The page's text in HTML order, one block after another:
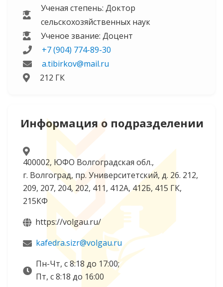
Ученая степень: Доктор
сельскохозяйственных наук
Ученое звание: Доцент
+7 (904) 774-89-30
a.tibirkov@mail.ru
212 ГК
Информация о подразделении
400002, ЮФО Волгоградская обл.,
г. Волгоград, пр. Университетский, д. 26. 212,
209, 207, 204, 202, 411, 412А, 412Б, 415 ГК,
215КФ
https://volgau.ru/
kafedra.sizr@volgau.ru
Пн-Чт, с 8:18 до 17:00;
Пт, с 8:18 до 16:00